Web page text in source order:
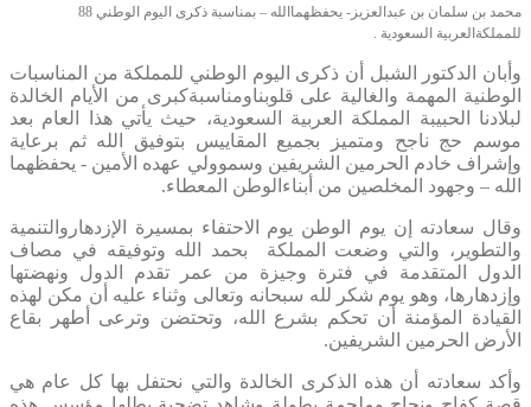
محمد بن سلمان بن عبدالعزيز- يحفظهماالله – بمناسبة ذكرى اليوم الوطني 88
للمملكةالعربية السعودية .
وأبان الدكتور الشبل أن ذكرى اليوم الوطني للمملكة من المناسبات
الوطنية المهمة والغالية على قلوبناومناسبةكبرى من الأيام الخالدة
لبلادنا الحبيبة المملكة العربية السعودية، حيث يأتي هذا العام بعد
موسم حج ناجح ومتميز بجميع المقاييس بتوفيق الله ثم برعاية
وإشراف خادم الحرمين الشريفين وسموولي عهده الأمين - يحفظهما
الله – وجهود المخلصين من أبناءالوطن المعطاء.
وقال سعادته إن يوم الوطن يوم الاحتفاء بمسيرة الإزدهاروالتنمية
والتطوير، والتي وضعت المملكة بحمد الله وتوفيقه في مصاف
الدول المتقدمة في فترة وجيزة من عمر تقدم الدول ونهضتها
وإزدهارها، وهو يوم شكر لله سبحانه وتعالى وثناء عليه أن مكن لهذه
القيادة المؤمنة أن تحكم بشرع الله، وتحتضن وترعى أطهر بقاع
الأرض الحرمين الشريفين.
وأكد سعادته أن هذه الذكرى الخالدة والتي نحتفل بها كل عام هي